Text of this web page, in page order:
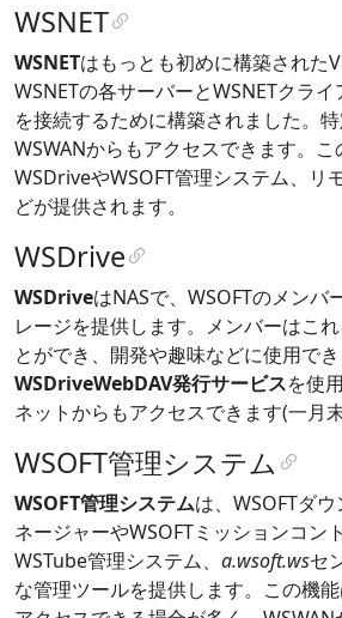
WSNET
WSNETはもっとも初めに構築された
WSNETの各サーバーとWSNETクライ
を接続するために構築されました。
WSWANからもアクセスできます。
WSDriveやWSOFT管理システム、リ
どが提供されます。
WSDrive
WSDriveはNASで、WSOFTのメンバ
レージを提供します。メンバーはこ
とができ、開発や趣味などに使用で
WSDriveWebDAV発行サービスを使
ネットからもアクセスできます(一月
WSOFT管理システム
WSOFT管理システムは、WSOFTダ
ネージャーやWSOFTミッションコン
WSTube管理システム、 a.wsoft.wsセ
な管理ツールを提供します。この機